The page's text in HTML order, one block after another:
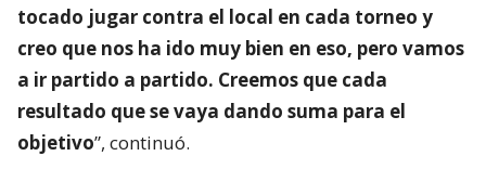
tocado jugar contra el local en cada torneo y
creo que nos ha ido muy bien en eso, pero vamos
a ir partido a partido. Creemos que cada
resultado que se vaya dando suma para el
objetivo”, continuó.